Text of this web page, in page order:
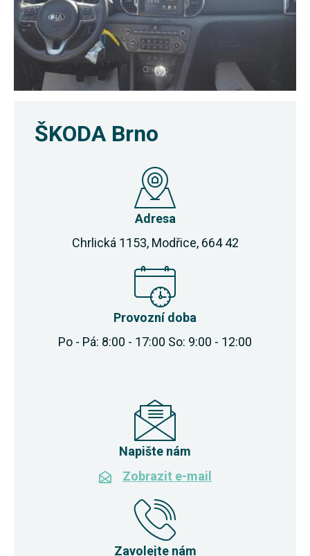
ŠKODA Brno
Adresa
Chrlická 1153, Modřice, 664 42
Provozní doba
Po - Pá: 8:00 - 17:00 So: 9:00 - 12:00
Napište nám
Zobrazit e-mail
Zavolejte nám